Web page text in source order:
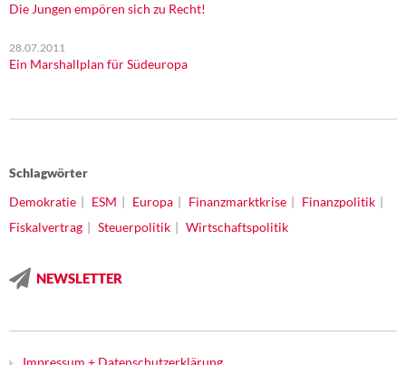
Die Jungen empören sich zu Recht!
28.07.2011
Ein Marshallplan für Südeuropa
Schlagwörter
Demokratie
ESM Europa Finanzmarktkrise
Finanzpolitik
Fiskalvertrag
Steuerpolitik Wirtschaftspolitik
NEWSLETTER
Impressum + Datenschutzerklärung